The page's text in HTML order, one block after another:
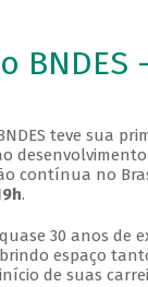
BNDES
teve sua
contínua no
.
30 anos de
espaço
de suas